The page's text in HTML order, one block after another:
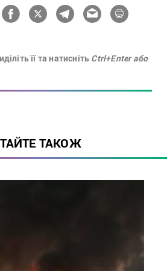
її та натисніть Ctrl+Enter або
ТАКОЖ